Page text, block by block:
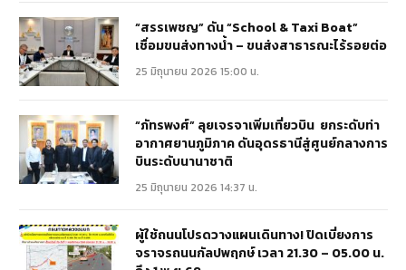
“สรรเพชญ” ดัน “School & Taxi Boat”
เชื่อมขนส่งทางน้ำ – ขนส่งสาธารณะไร้รอยต่อ
25 มิถุนายน 2026 15:00 น.
“ภัทรพงศ์” ลุยเจรจาเพิ่มเที่ยวบิน ยกระดับท่า
อากาศยานภูมิภาค ดันอุดรธานีสู่ศูนย์กลางการ
บินระดับนานาชาติ
25 มิถุนายน 2026 14:37 น.
ผู้ใช้ถนนโปรดวางแผนเดินทาง! ปิดเบี่ยงการ
จราจรถนนกัลปพฤกษ์ เวลา 21.30 – 05.00 น.